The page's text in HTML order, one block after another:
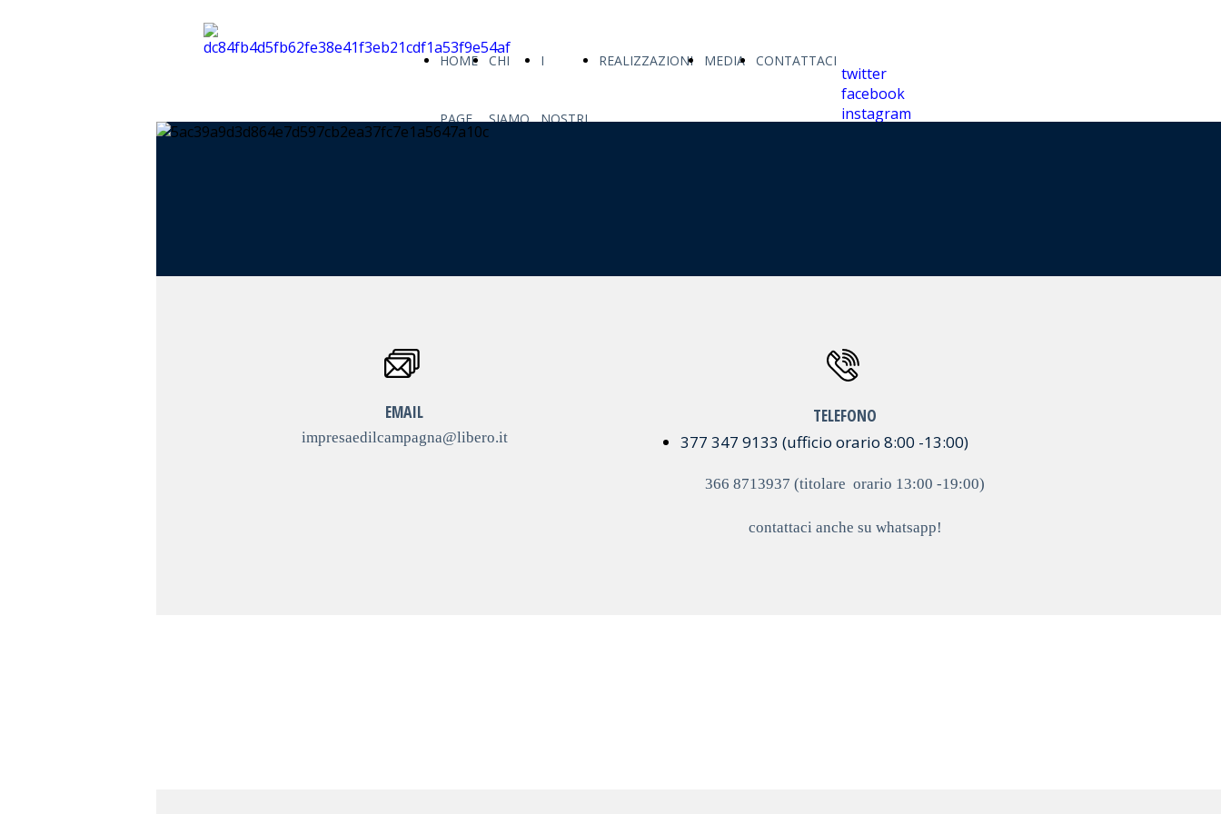
HOME
PAGE
CHI
SIAMO
I
NOSTRI
REALIZZAZIONI MEDIA CONTATTACI
twitter
facebook
instagram
EMAIL TELEFONO
impresaedilcampagna@libero.it 377 347 9133 (ufficio orario 8:00 -13:00)
366 8713937 (titolare orario 13:00 -19:00)
contattaci anche su whatsapp!